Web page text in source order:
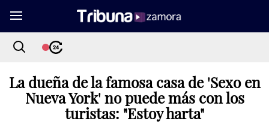
La dueña de la famosa casa de 'Sexo en
Nueva York' no puede más con los
turistas: "Estoy harta"